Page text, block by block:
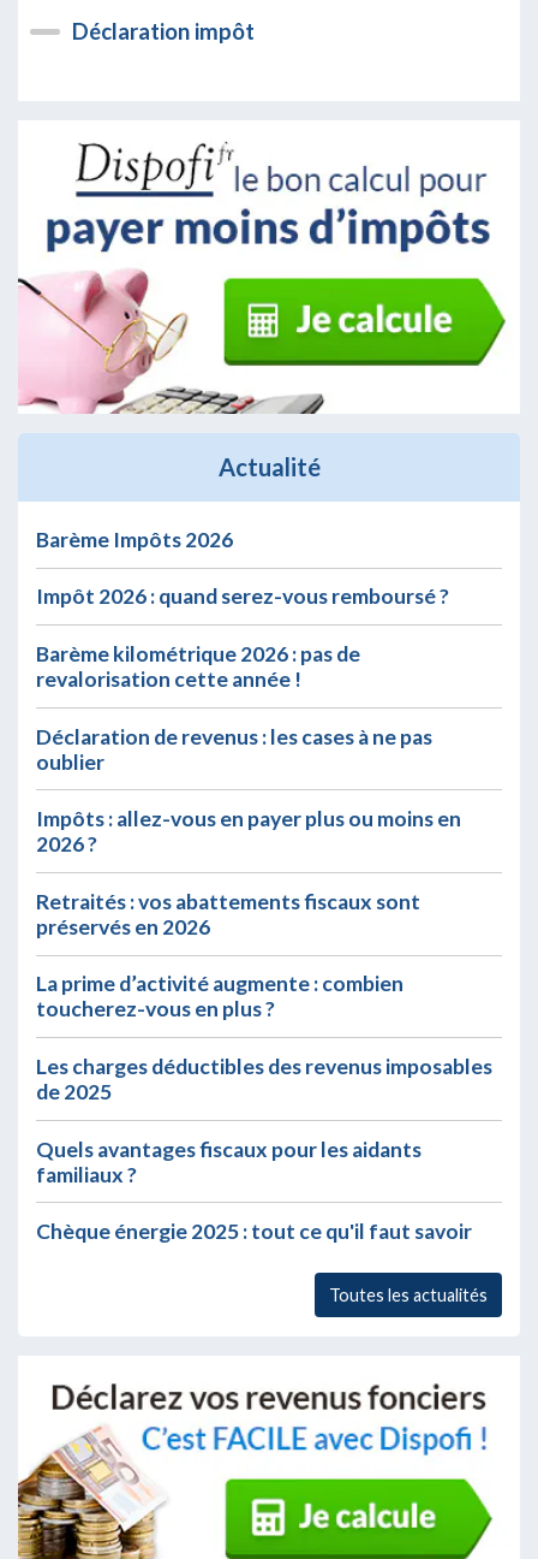
Déclaration impôt
Actualité
Barème Impôts 2026
Impôt 2026 : quand serez-vous remboursé ?
Barème kilométrique 2026 : pas de
revalorisation cette année !
Déclaration de revenus : les cases à ne pas
oublier
Impôts : allez-vous en payer plus ou moins en
2026 ?
Retraités : vos abattements fiscaux sont
préservés en 2026
La prime d’activité augmente : combien
toucherez-vous en plus ?
Les charges déductibles des revenus imposables
de 2025
Quels avantages fiscaux pour les aidants
familiaux ?
Chèque énergie 2025 : tout ce qu'il faut savoir
Toutes les actualités